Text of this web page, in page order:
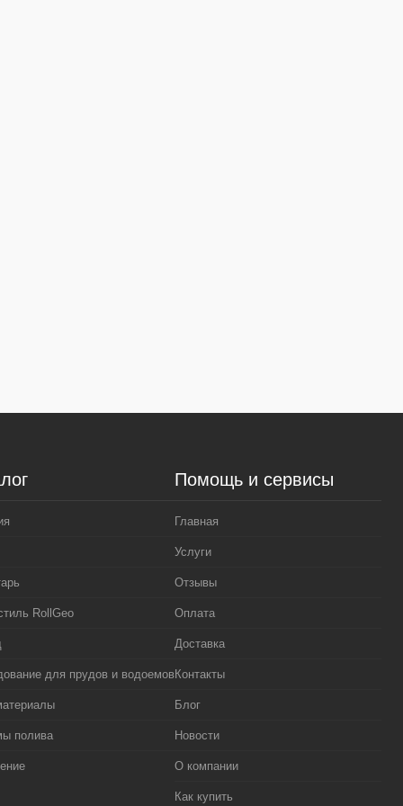
RollGeo
для прудов и водоемов
полива
Помощь и сервисы
Главная
Услуги
Отзывы
Оплата
Доставка
Контакты
Блог
Новости
О компании
Как купить